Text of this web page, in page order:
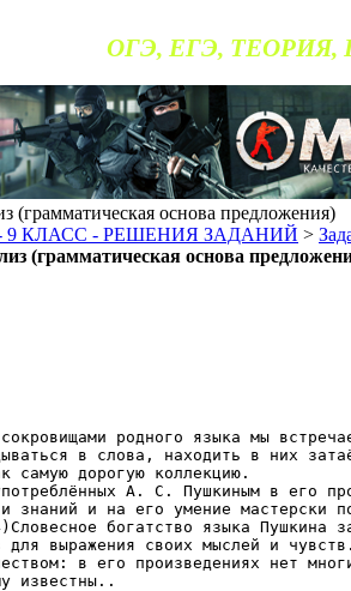
ОГЭ, ЕГЭ,
основа предложения)
КЛАСС - РЕШЕНИЯ ЗАДАНИЙ >
(грамматическая основа
родного языка мы
в слова, находить в них
самую дорогую коллекцию.
А. С. Пушкиным в его
знаний и на его умение мастерски
богатство языка Пушкина
для выражения своих мыслей и
в его произведениях нет
известны..